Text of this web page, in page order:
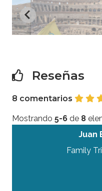
Reseñas
8 comentarios
Mostrando 5-6 de 8
Juan
Family